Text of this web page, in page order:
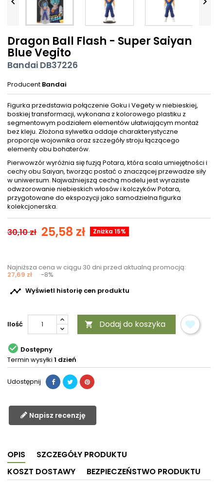
Dragon Ball Flash - Super Saiyan
Blue Vegito
Bandai DB37226
Producent Bandai
Figurka przedstawia połączenie Goku i Vegety w niebieskiej,
boskiej transformacji, wykonana z kolorowego plastiku z
segmentowym podziałem elementów ułatwiającym montaż
bez kleju. Złożona sylwetka oddaje charakterystyczne
proporcje wojownika oraz szczegóły stroju łączącego
elementy obu bohaterów.
Pierwowzór wyróżnia się fuzją Potara, która scala umiejętności i
cechy obu Saiyan, tworząc postać o znaczącej przewadze siły
w uniwersum. Najważniejszą cechą modelu jest wyraziste
odwzorowanie niebieskich włosów i kolczyków Potara,
przygotowane do ekspozycji jako samodzielna figurka
kolekcjonerska.
30,10 zł 25,58 zł Zniżka 15%
Najniższa cena w ciągu 30 dni przed aktualną promocją:
27,69 zł -8%
 Wyświetl historię cen produktu
Ilość  Dodaj do koszyka
 Dostępny
Termin wysyłki 1 dzień
Udostępnij
Napisz recenzję
OPIS
SZCZEGÓŁY PRODUKTU
KOSZT DOSTAWY
BEZPIECZEŃSTWO PRODUKTU